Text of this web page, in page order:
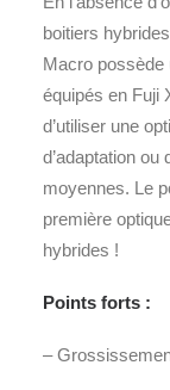
boitiers
Macro possède
équipés en Fuji
d’utiliser une
d’adaptation
moyennes. Le
première
hybrides !
Points forts :
–